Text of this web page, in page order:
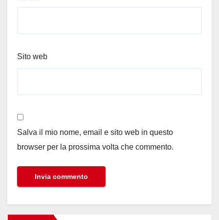
Sito web
Salva il mio nome, email e sito web in questo
browser per la prossima volta che commento.